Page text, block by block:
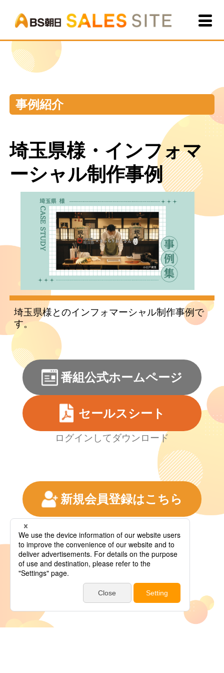
BS
事例紹介
埼玉県様・インフォマ
ーシャル制作事例
埼玉県様とのインフォマーシャル制作事例で
す。
番組公式ホームページ
セールスシート
ログインしてダウンロード
新規会員登録はこちら